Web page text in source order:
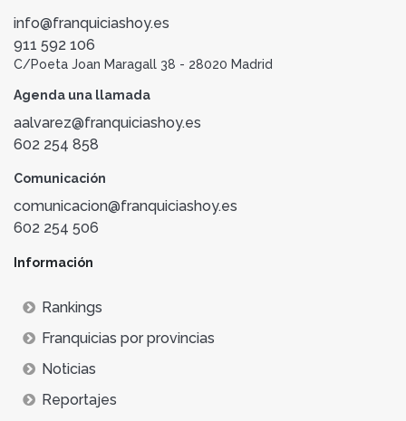
info@franquiciashoy.es
911 592 106
C/Poeta Joan Maragall 38 - 28020 Madrid
Agenda una llamada
aalvarez@franquiciashoy.es
602 254 858
Comunicación
comunicacion@franquiciashoy.es
602 254 506
Información
Rankings
Franquicias por provincias
Noticias
Reportajes